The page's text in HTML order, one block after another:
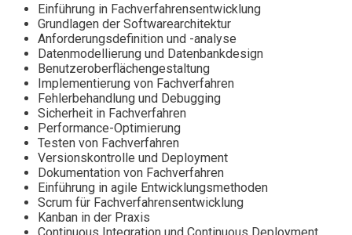
Einführung in Fachverfahrensentwicklung
Grundlagen der Softwarearchitektur
Anforderungsdefinition und -analyse
Datenmodellierung und Datenbankdesign
Benutzeroberflächengestaltung
Implementierung von Fachverfahren
Fehlerbehandlung und Debugging
Sicherheit in Fachverfahren
Performance-Optimierung
Testen von Fachverfahren
Versionskontrolle und Deployment
Dokumentation von Fachverfahren
Einführung in agile Entwicklungsmethoden
Scrum für Fachverfahrensentwicklung
Kanban in der Praxis